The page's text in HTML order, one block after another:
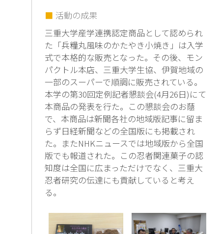
活動の成果
三重大学産学連携認定商品として認められ
た「兵糧丸風味のかたやき小焼き」は入学
式で本格的な販売となった。その後、モン
パクトル本店、三重大学生協、伊賀地域の
一部のスーパーで順調に販売されている。
本学の第30回定例記者懇談会(4月26日)にて
本商品の発表を行た。この懇談会のお蔭
で、本商品は新聞各社の地域版記事に留ま
らず日経新聞などの全国版にも掲載され
た。またNHKニュースでは地域版から全国
版でも報道された。この忍者関連菓子の認
知度は全国に広まっただけでなく、三重大
忍者研究の伝達にも貢献していると考え
る。